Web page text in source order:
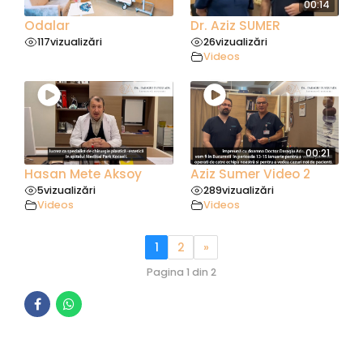
Odalar
117vizualizări
00:14
Dr. Aziz SUMER
26vizualizări
Videos
Hasan Mete Aksoy
5vizualizări
Videos
00:21
Aziz Sumer Video 2
289vizualizări
Videos
1 2 »
Pagina 1 din 2